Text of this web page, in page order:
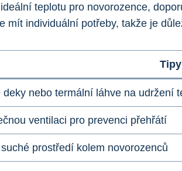
teplotu pro novorozence,
mít individuální potřeby, takže je
deky nebo termální láhve na udržení
ventilaci pro prevenci přehřátí
prostředí kolem novorozenců